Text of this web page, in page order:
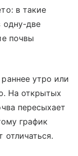
в такие
одну-две
почвы
утро или
На открытых
пересыхает
график